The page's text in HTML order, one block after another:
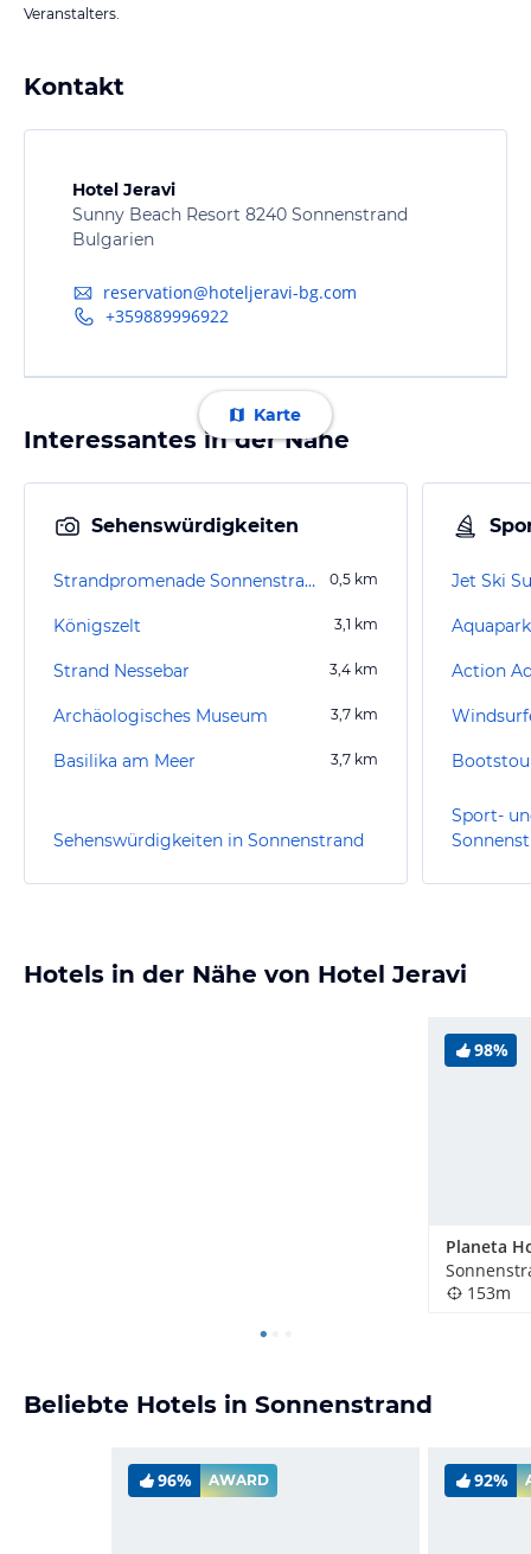
Veranstalters.
Kontakt
Hotel Jeravi
Sunny Beach Resort 8240 Sonnenstrand
Bulgarien
reservation@hoteljeravi-bg.com
+359889996922
Karte
Interessantes in der Nähe
Sehenswürdigkeiten
Strandpromenade Sonnenstrand 0,5 km
Königszelt 3,1 km
Strand Nessebar 3,4 km
Archäologisches Museum 3,7 km
Basilika am Meer 3,7 km
Sehenswürdigkeiten in Sonnenstrand
Jet Ski
Action
Sport-
Hotels in der Nähe von Hotel Jeravi
98%
153m
Beliebte Hotels in Sonnenstrand
96% AWARD 92%